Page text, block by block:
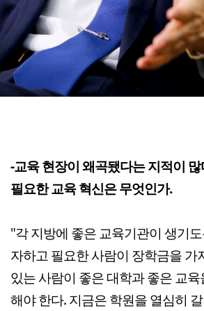
-교육 현장이 왜곡됐다는 지적이
필요한 교육 혁신은 무엇인가.
"각 지방에 좋은 교육기관이 생기
자하고 필요한 사람이 장학금을 가
있는 사람이 좋은 대학과 좋은 교
해야 한다. 지금은 학원을 열심히